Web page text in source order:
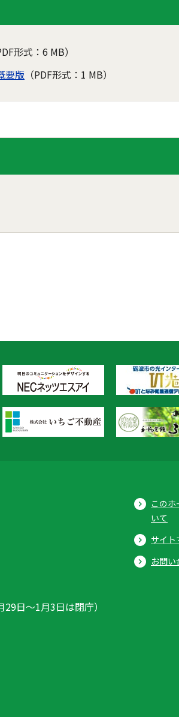
形式：6 MB）
要版 （PDF形式：1 MB）
日〜1月3日は閉庁）
この
いて
サイト
お問い